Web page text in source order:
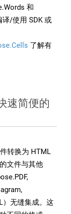
和
/使用 SDK 或
了解有
速简便的
转换为 HTML
文件与其他
）无缝集成。这